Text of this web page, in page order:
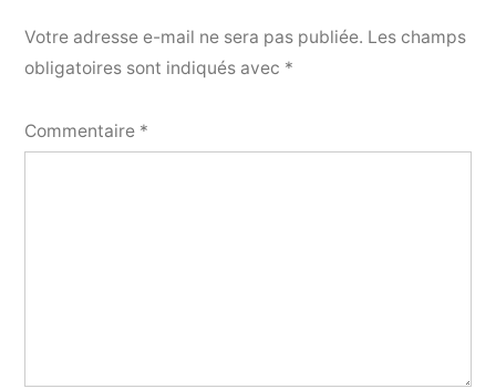
Votre adresse e-mail ne sera pas publiée. Les champs
obligatoires sont indiqués avec *
Commentaire *